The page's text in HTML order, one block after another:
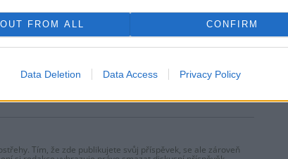
FROM ALL CONFIRM
Data Deletion Data Access Privacy Policy
platit zákaz
Francie zakáže reklamu na
to hlavně čínských firem
Tím, že zde publikujete svůj příspěvek, se ale zároveň